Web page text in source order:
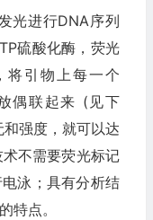
光进行DNA序列
硫酸化酶，荧光
将引物上每一个
偶联起来 (见下
强度，就可以达
不需要荧光标记
泳；具有分析结
特点。